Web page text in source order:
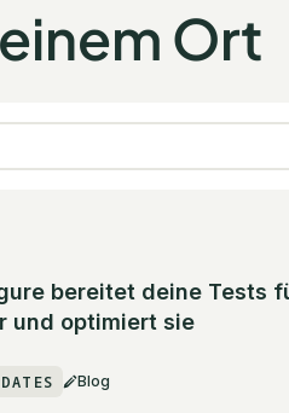
Ort
bereitet deine Tests
und optimiert sie
Blog